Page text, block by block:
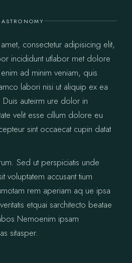
consectetur adipisicing elit,
incididunt utlabor met dolore
ad minim veniam, quis
labori nisi ut aliquip ex ea
auteirm ure dolor in
velit esse cillum dolore eu
sint occaecat cupin datat
Sed ut perspiciatis unde
voluptatem accusant tium
rem aperiam aq ue ipsa
etquai sarchitecto beatae
Nemoenim ipsam
sitasper.